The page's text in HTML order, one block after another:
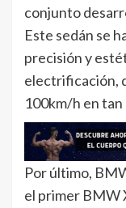
conjunto
Este sedán se
precisión y
electrificación,
100km/h en tan
Por último,
el primer BMW